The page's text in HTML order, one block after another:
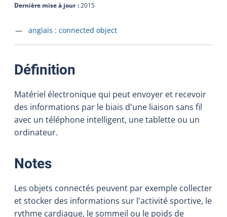
Dernière mise à jour 2015
Accéder à la fiche en
anglais : connected object
Définition
Matériel électronique qui peut envoyer et recevoir
des informations par le biais d'une liaison sans fil
avec un téléphone intelligent, une tablette ou un
ordinateur.
Notes:
Les objets connectés peuvent par exemple collecter
et stocker des informations sur l'activité sportive, le
rythme cardiaque, le sommeil ou le poids de